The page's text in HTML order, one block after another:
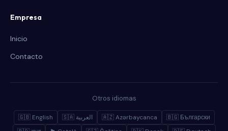
Empresa
Inicio
Contacto
Otros idiomas
🇬🇧 English 🇸🇦 العربية 🇦🇿 Azərbaycanca
🇧🇬 Български